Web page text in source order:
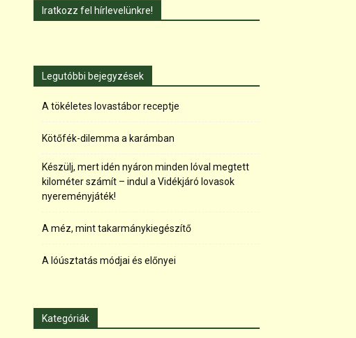
Iratkozz fel hírlevelünkre!
Legutóbbi bejegyzések
A tökéletes lovastábor receptje
Kötőfék-dilemma a karámban
Készülj, mert idén nyáron minden lóval megtett
kilométer számít – indul a Vidékjáró lovasok
nyereményjáték!
A méz, mint takarmánykiegészítő
A lóúsztatás módjai és előnyei
Kategóriák